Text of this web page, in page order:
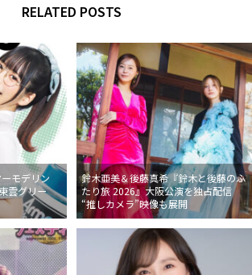
RELATED POSTS
モデリン
雲グリー
鈴木亜美＆後藤真希『鈴木と後藤のふ
たり旅 2026』大阪公演を独占配信
“推しカメラ”映像も展開